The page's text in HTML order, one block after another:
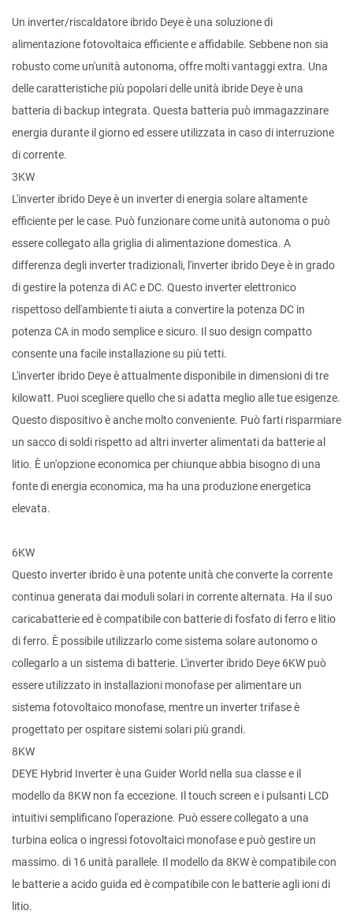
Un inverter/riscaldatore ibrido Deye è una soluzione di
alimentazione fotovoltaica efficiente e affidabile. Sebbene non sia
robusto come un'unità autonoma, offre molti vantaggi extra. Una
delle caratteristiche più popolari delle unità ibride Deye è una
batteria di backup integrata. Questa batteria può immagazzinare
energia durante il giorno ed essere utilizzata in caso di interruzione
di corrente.
3KW
L'inverter ibrido Deye è un inverter di energia solare altamente
efficiente per le case. Può funzionare come unità autonoma o può
essere collegato alla griglia di alimentazione domestica. A
differenza degli inverter tradizionali, l'inverter ibrido Deye è in grado
di gestire la potenza di AC e DC. Questo inverter elettronico
rispettoso dell'ambiente ti aiuta a convertire la potenza DC in
potenza CA in modo semplice e sicuro. Il suo design compatto
consente una facile installazione su più tetti.
L'inverter ibrido Deye è attualmente disponibile in dimensioni di tre
kilowatt. Puoi scegliere quello che si adatta meglio alle tue esigenze.
Questo dispositivo è anche molto conveniente. Può farti risparmiare
un sacco di soldi rispetto ad altri inverter alimentati da batterie al
litio. È un'opzione economica per chiunque abbia bisogno di una
fonte di energia economica, ma ha una produzione energetica
elevata.
6KW
Questo inverter ibrido è una potente unità che converte la corrente
continua generata dai moduli solari in corrente alternata. Ha il suo
caricabatterie ed è compatibile con batterie di fosfato di ferro e litio
di ferro. È possibile utilizzarlo come sistema solare autonomo o
collegarlo a un sistema di batterie. L'inverter ibrido Deye 6KW può
essere utilizzato in installazioni monofase per alimentare un
sistema fotovoltaico monofase, mentre un inverter trifase è
progettato per ospitare sistemi solari più grandi.
8KW
DEYE Hybrid Inverter è una Guider World nella sua classe e il
modello da 8KW non fa eccezione. Il touch screen e i pulsanti LCD
intuitivi semplificano l'operazione. Può essere collegato a una
turbina eolica o ingressi fotovoltaici monofase e può gestire un
massimo. di 16 unità parallele. Il modello da 8KW è compatibile con
le batterie a acido guida ed è compatibile con le batterie agli ioni di
litio.